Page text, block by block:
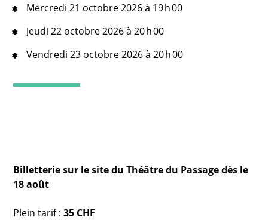
Mercredi 21 octobre 2026 à 19 h 00
Jeudi 22 octobre 2026 à 20 h 00
Vendredi 23 octobre 2026 à 20 h 00
Billetterie sur le site du Théâtre du Passage dès le
18 août
Plein tarif :35 CHF